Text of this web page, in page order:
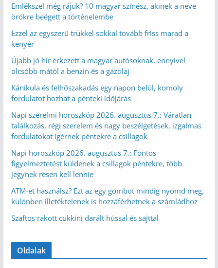
Emlékszel még rájuk? 10 magyar színész, akinek a neve
örökre beégett a történelembe
Ezzel az egyszerű trükkel sokkal tovább friss marad a
kenyér
Újabb jó hír érkezett a magyar autósoknak, ennyivel
olcsóbb mától a benzin és a gázolaj
Kánikula és felhőszakadás egy napon belül, komoly
fordulatot hozhat a pénteki időjárás
Napi szerelmi horoszkóp 2026. augusztus 7.: Váratlan
találkozás, régi szerelem és nagy beszélgetések, izgalmas
fordulatokat ígérnek péntekre a csillagok
Napi horoszkóp 2026. augusztus 7.: Fontos
figyelmeztetést küldenek a csillagok péntekre, több
jegynek résen kell lennie
ATM-et használsz? Ezt az egy gombot mindig nyomd meg,
különben illetéktelenek is hozzáférhetnek a számládhoz
Szaftos rakott cukkini darált hússal és sajttal
Oldalak